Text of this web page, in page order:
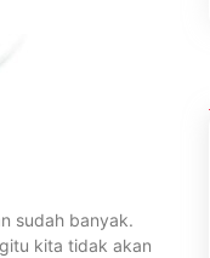
sudah banyak.
kita tidak akan